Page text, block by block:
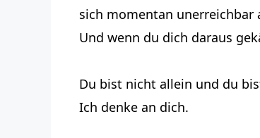
sich momentan unerreichbar
Und wenn du dich daraus
Du bist nicht allein und du
Ich denke an dich.